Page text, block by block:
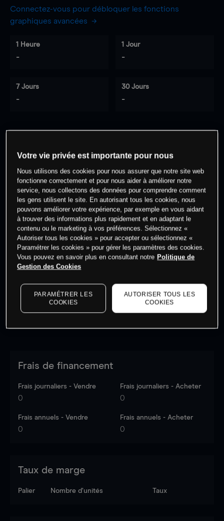
Connectez-vous pour débloquer les fonctions
graphiques avancées
1 Heure
-
1 Jour
-
7 Jours
-
30 Jours
-
cet actif
Commencez à trader
Les prix sont indicatifs.Connectez-vous pour voir les
dernières données du marché.
Frais de financement
Frais journaliers - Vendre
0
Frais journaliers - Acheter
0
Frais annuels - Vendre
0
Frais annuels - Acheter
0
Taux de marge
Palier Nombre d’unités Taux
Votre vie privée est importante pour nous
Nous utilisons des cookies pour nous assurer que notre site web
fonctionne correctement et pour nous aider à améliorer notre
service, nous collectons des données pour comprendre comment
les gens utilisent le site. En autorisant tous les cookies, nous
pouvons améliorer votre expérience, par exemple en vous aidant
à trouver des informations plus rapidement et en adaptant le
contenu ou le marketing à vos préférences. Sélectionnez «
Autoriser tous les cookies » pour accepter ou sélectionnez «
Paramétrer les cookies » pour gérer les paramètres des cookies.
Vous pouvez en savoir plus en consultant notre Politique de
Gestion des Cookies
PARAMÉTRER LES
COOKIES
AUTORISER TOUS LES
COOKIES